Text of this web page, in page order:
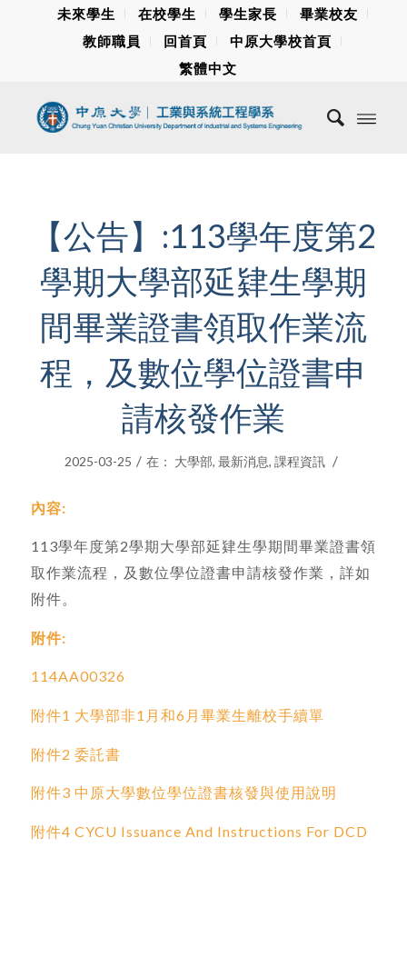
未來學生 在校學生 學生家長
畢業校友
教師職員
回首頁
中原大學校首頁
繁體中文
【公告】:113學年度第2
學期大學部延肄生學期
間畢業證書領取作業流
程，及數位學位證書申
請核發作業
2025-03-25 / 在： 大學部, 最新消息, 課程資訊 /
內容:
113學年度第2學期大學部延肄生學期間畢業證書領
取作業流程，及數位學位證書申請核發作業，詳如
附件。
附件:
114AA00326
附件1 大學部非1月和6月畢業生離校手續單
附件2 委託書
附件3 中原大學數位學位證書核發與使用說明
附件4 CYCU Issuance And Instructions For DCD